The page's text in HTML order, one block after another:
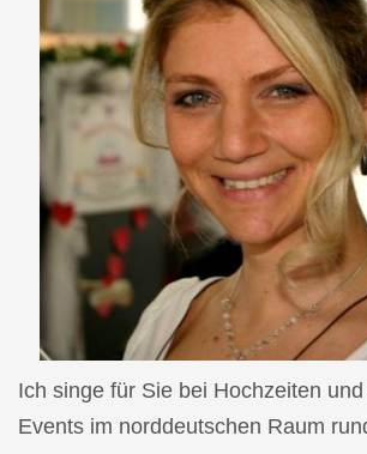
Ich singe für Sie bei Hochzeiten
Events im norddeutschen Raum